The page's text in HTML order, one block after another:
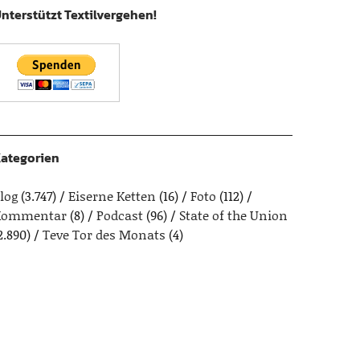
Textilvergehen!
(3.747) Eiserne Ketten (16) Foto (112)
(8) Podcast(96)
State of the Union
Teve Tor des Monats (4)